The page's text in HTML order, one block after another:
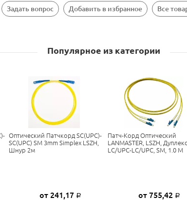
Задать вопрос Добавить в избранное Все
Популярное из категории
Оптический Патчкорд SC(UPC)-
SC(UPC) SM 3mm Simplex LSZH,
Шнур 2м
от 241,17 Р
Патч-Корд Оптический
LANMASTER, LSZH,
LC/UPC-LC/UPC, SM, 1.0 М
от 755,42 Р